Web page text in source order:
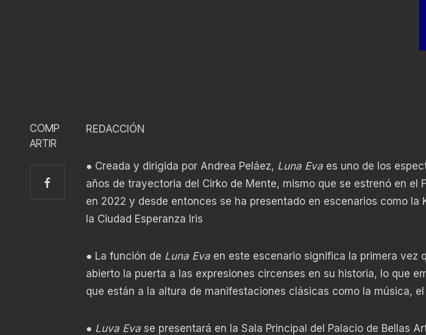
COMP
ARTIR
REDACCIÓN
● Creada y dirigida por Andrea Peláez, Luna Evaes uno de los
años de trayectoria del Cirko de Mente, mismo que se estrenó en el
en 2022 y desde entonces se ha presentado en escenarios como la
la Ciudad Esperanza Iris
● La función de Luna Evaen este escenario significa la primera vez
abierto la puerta a las expresiones circenses en su historia, lo que
que están a la altura de manifestaciones clásicas como la música,
● Luva Evase presentará en la Sala Principal del Palacio de Bellas